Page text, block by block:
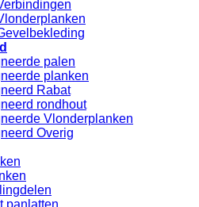
palen
planken
Rabat
rondhout
Vlonderplanken
Overig
panlatten